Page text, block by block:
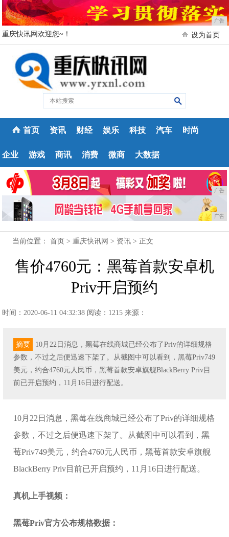
广告
重庆快讯网欢迎您~！ 设为首页
首页 资讯 财经 娱乐 科技 汽车 时尚
企业 游戏 商讯 消费 微商 大数据
广告
广告
当前位置：首页 >重庆快讯网 > 资讯 > 正文
售价4760元：黑莓首款安卓机
Priv开启预约
时间：2020-06-11 04:32:38 阅读：1215 来源：
摘要
10月22日消息，黑莓在线商城已经公布了Priv的详细规格
参数，不过之后便迅速下架了。从截图中可以看到，黑莓Priv749
美元，约合4760元人民币，黑莓首款安卓旗舰BlackBerry Priv目
前已开启预约，11月16日进行配送。
10月22日消息，黑莓在线商城已经公布了Priv的详细规格
参数，不过之后便迅速下架了。从截图中可以看到，黑
莓Priv749美元，约合4760元人民币，黑莓首款安卓旗舰
BlackBerry Priv目前已开启预约，11月16日进行配送。
真机上手视频：
黑莓Priv官方公布规格数据：